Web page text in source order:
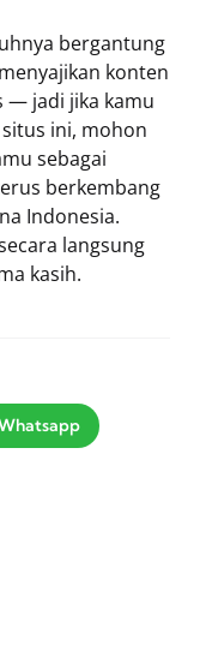
bergantung
konten
— jadi jika kamu
ini, mohon
sebagai
berkembang
Indonesia.
langsung
kasih.